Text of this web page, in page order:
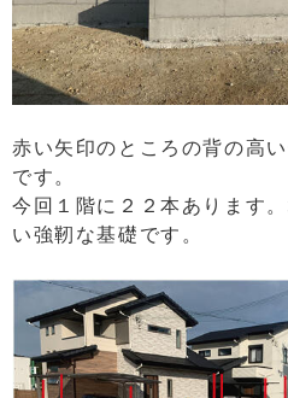
赤い矢印のところの背の高
です。
今回１階に２２本あります
い強靭な基礎です。